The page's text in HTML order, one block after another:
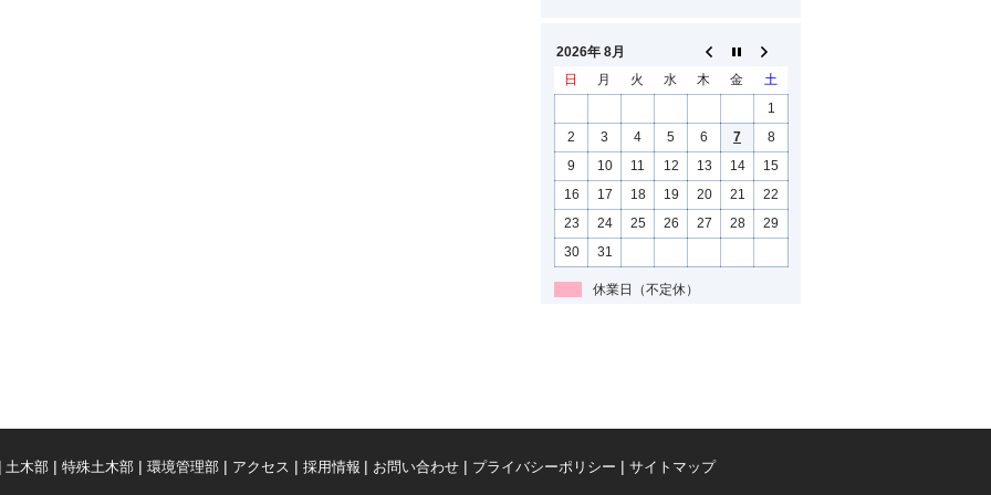
2026年 8月
日
月 火 水 木 金
土
1
2
3 4 5 6 7
8
9
10 11 12 13 14
15
16
17 18 19 20 21
22
23
24 25 26 27 28
29
30
31
休業日（不定休）
土木部 特殊土木部 環境管理部 アクセス 採用情報 お問い合わせ プライバシーポリシー サイトマップ